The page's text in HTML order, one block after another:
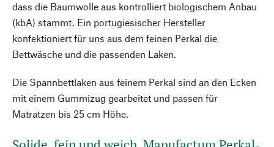
dass die Baumwolle aus kontrolliert biologischem Anbau
(kbA) stammt. Ein portugiesischer Hersteller
konfektioniert für uns aus dem feinen Perkal die
Bettwäsche und die passenden Laken.
Die Spannbettlaken aus feinem Perkal sind an den Ecken
mit einem Gummizug gearbeitet und passen für
Matratzen bis 25 cm Höhe.